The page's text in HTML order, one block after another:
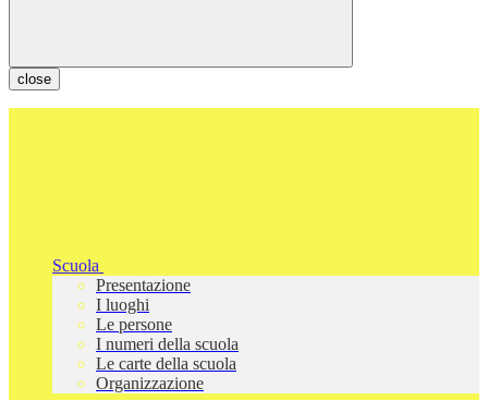
close
Scuola
Presentazione
I luoghi
Le persone
I numeri della scuola
Le carte della scuola
Organizzazione